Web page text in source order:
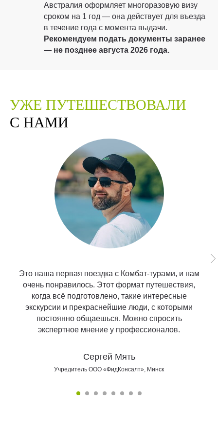
Австралия оформляет многоразовую визу
сроком на 1 год — она действует для въезда
в течение года с момента выдачи.
Рекомендуем подать документы заранее
— не позднее августа 2026 года.
УЖЕ ПУТЕШЕСТВОВАЛИ
С НАМИ
Это наша первая поездка с Комбат-турами, и нам
очень понравилось. Этот формат путешествия,
когда всё подготовлено, такие интересные
экскурсии и прекраснейшие люди, с которыми
постоянно общаешься. Можно спросить
экспертное мнение у профессионалов.
Сергей Мять
Учредитель ООО «ФидКонсалт», Минск